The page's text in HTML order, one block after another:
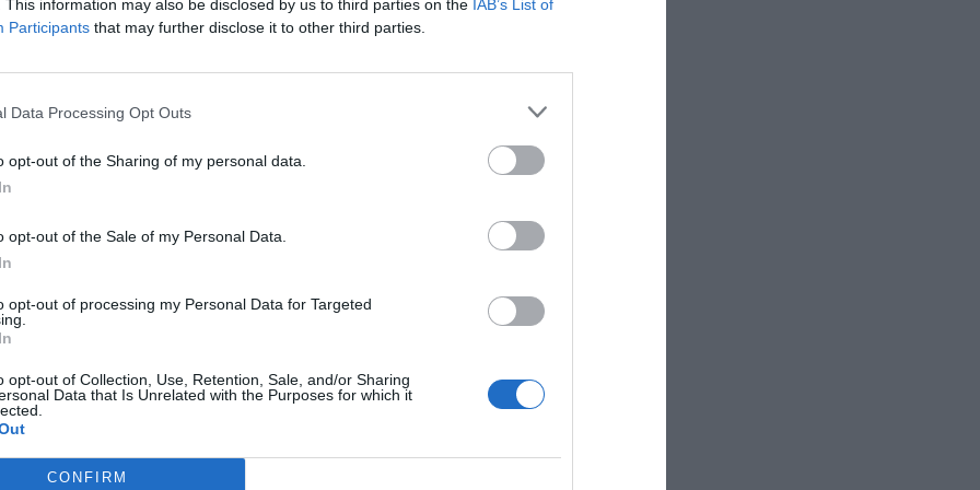
This information may also be disclosed by us to third parties on the IAB’s List of
Participants that may further disclose it to other third parties.
Data Processing Opt Outs
opt-out of the Sharing of my personal data.
opt-out of the Sale of my Personal Data.
opt-out of processing my Personal Data for Targeted
opt-out of Collection, Use, Retention, Sale, and/or Sharing
Data that Is Unrelated with the Purposes for which it
CONFIRM
Γιώργος Βαλλής, πρόεδρος πληρωμάτων επαγγελματικών/ιδιωτικών σκαφών